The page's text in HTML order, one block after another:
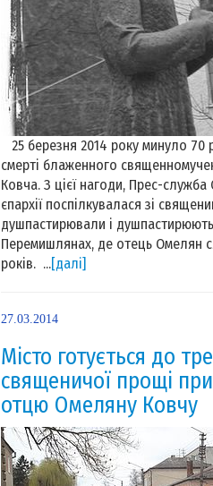
25 березня 2014 року минуло 70
смерті блаженного
Ковча. З цієї нагоди, Прес-служба
єпархії поспілкувалася зі
душпастирювали і
Перемишлянах, де отець Омелян
років. ...[далі]
27.03.2014
Місто готується до
священичої прощі
отцю Омеляну Ковчу